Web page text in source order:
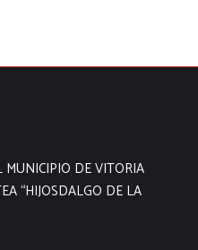
MUNICIPIO DE VITORIA
“HIJOSDALGO DE LA